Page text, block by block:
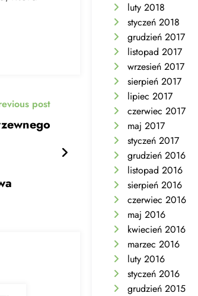
post
luty 2018
styczeń 2018
grudzień 2017
listopad 2017
wrzesień 2017
sierpień 2017
lipiec 2017
czerwiec 2017
maj 2017
styczeń 2017
grudzień 2016
listopad 2016
sierpień 2016
czerwiec 2016
maj 2016
kwiecień 2016
marzec 2016
luty 2016
styczeń 2016
grudzień 2015